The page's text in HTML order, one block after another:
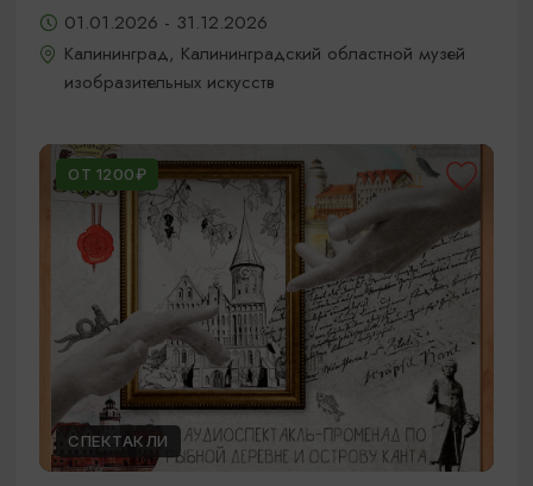
01.01.2026 - 31.12.2026
Калининград, Калининградский областной музей
изобразительных искусств
ОТ 1200₽
СПЕКТАКЛИ